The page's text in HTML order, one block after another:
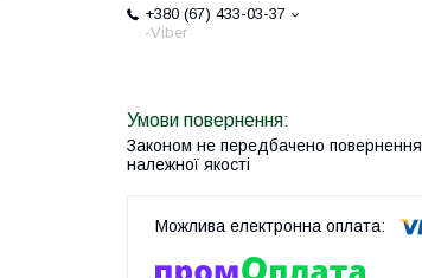
+380 (67) 433-03-37
-Viber
Законом не передбачено
належної якості